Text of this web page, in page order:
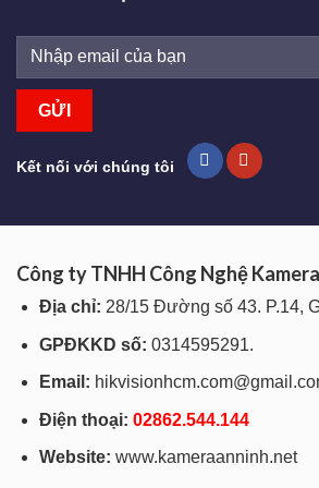
Kết nối với chúng tôi
Công ty TNHH Công Nghệ Kamera
Địa chỉ: 28/15 Đường số 43. P.14,
GPĐKKD số: 0314595291.
Email:
Điện thoại: 02862.544.144
Website: www.kameraanninh.net